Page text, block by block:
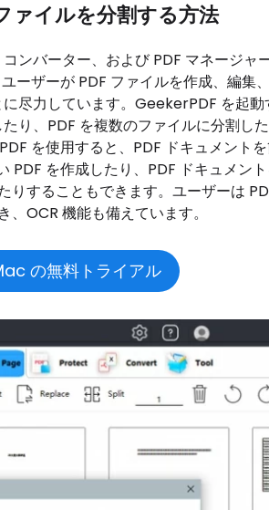
ァイルを分割する方法
ンバーター、および PDF マネージャ
ーザーが PDF ファイルを作成、編集
尽力しています。GeekerPDF を起
り、PDF を複数のファイルに分割し
を使用すると、PDF ドキュメント
を作成したり、PDF ドキュメン
りすることもできます。ユーザーは
OCR 機能も備えています。
の無料トライアル